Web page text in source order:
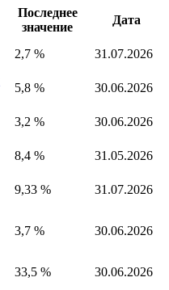
Последнее
значение
Дата
2,7 %
31.07.2026
5,8 %
30.06.2026
3,2 %
30.06.2026
8,4 %
31.05.2026
9,33 %
31.07.2026
3,7 % 30.06.2026
33,5 %
30.06.2026